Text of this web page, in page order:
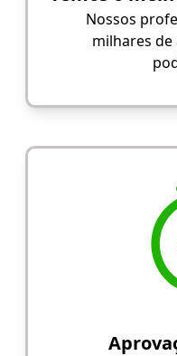
Nossos
milhares